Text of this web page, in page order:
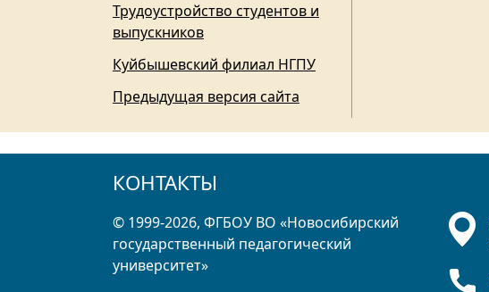
Трудоустройство студентов и
выпускников
Куйбышевский филиал НГПУ
Предыдущая версия сайта
КОНТАКТЫ
© 1999-2026, ФГБОУ ВО «Новосибирский
государственный педагогический
университет»